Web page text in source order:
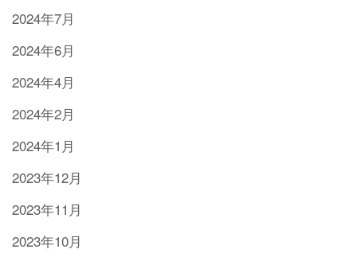
2024年7月
2024年6月
2024年4月
2024年2月
2024年1月
2023年12月
2023年11月
2023年10月